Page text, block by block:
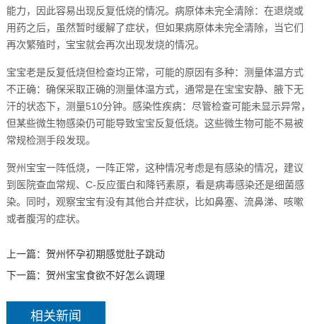
能力，因此容易出现反复低烧的情况。病原体未完全清除：在退烧或
用药之后，虽然暂时缓解了症状，但如果病原体未完全清除，当它们
再次繁殖时，宝宝就会再次出现发烧的情况。
宝宝老是反复低烧但检查均正常，可能的原因有多种：测量体温方式
不正确：确保采取正确的测量体温方式，通常是在宝宝安静、腋下无
汗的状态下，测量510分钟。感染性疾病：尽管检查可能未显示异常，
但某些微生物感染仍可能导致宝宝反复低烧。这些微生物可能不易被
常规检测手段发现。
贺州宝宝一阵低烧，一阵正常，这种情况考虑是有感染的情况，建议
到医院查血常规、C-反应蛋白和降钙素原，看是病毒感染还是细菌感
染。同时，观察宝宝有没有其他合并症状，比如鼻塞、流鼻涕、咳嗽
或者腹泻的症状。
上一篇： 贺州怀孕初期感觉肚子跳动
下一篇： 贺州宝宝食欲不好怎么调理
相关新闻